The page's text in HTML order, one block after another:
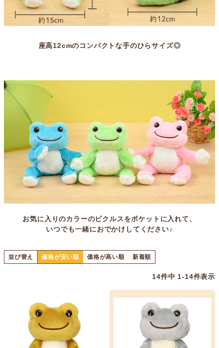
座高12cmのコンパクトな手のひらサイズ◎
お気に入りのカラーのピクルスをポケットに入れて、
いつでも一緒におでかけしてください♪
並び替え 価格が安い順 価格が高い順 新着順
14件中 1-14件表示